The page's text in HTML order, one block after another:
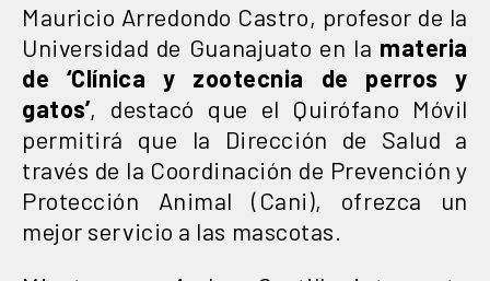
Mauricio Arredondo Castro, profesor de la
Universidad de Guanajuato en la materia
de ‘Clínica y zootecnia de perros y
gatos’, destacó que el Quirófano Móvil
permitirá que la Dirección de Salud a
través de la Coordinación de Prevención y
Protección Animal (Cani), ofrezca un
mejor servicio a las mascotas.